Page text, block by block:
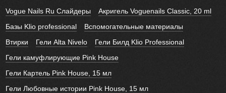
Vogue Nails Ru Слайдеры
Акригель Voguenails Classic, 20 ml
Базы Klio professional
Вспомогательные материалы
Втирки
Гели Alta Nivelo
Гели Билд Klio Professional
Гели камуфлирующие Pink House
Гели Картель Pink House, 15 мл
Гели Любовные истории Pink House, 15 мл